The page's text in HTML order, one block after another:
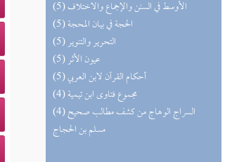
(5) الأوسط في السنن والإجماع والاختلاف
(5) الحجة في بيان المحجة
(5) التحرير والتنوير
(5) عيون الأثر
(5) أحكام القرآن لابن العربي
(4) مجموع فتاوى ابن تيمية
(4) السراج الوهاج من كشف مطالب صحيح
مسلم بن الحجاج